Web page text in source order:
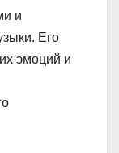
и
Его
эмоций и